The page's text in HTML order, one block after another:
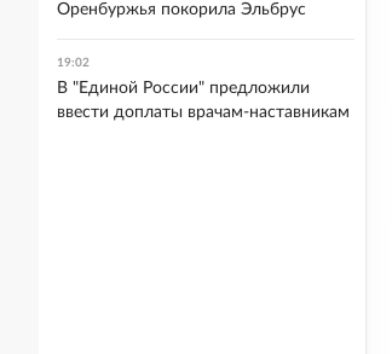
Оренбуржья покорила Эльбрус
19:02
В "Единой России" предложили
ввести доплаты врачам-наставникам